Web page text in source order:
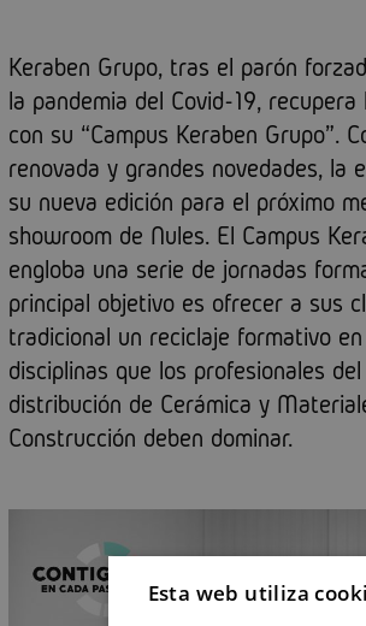
Keraben Grupo, tras el parón
la pandemia del Covid-19, recupera
con su “Campus Keraben Grupo”.
renovada y grandes novedades, la
su nueva edición para el próximo
showroom de Nules. El Campus
engloba una serie de jornadas
principal objetivo es ofrecer a sus
tradicional un reciclaje formativo
disciplinas que los profesionales
distribución de Cerámica y
Construcción deben dominar.
Esta web utiliza